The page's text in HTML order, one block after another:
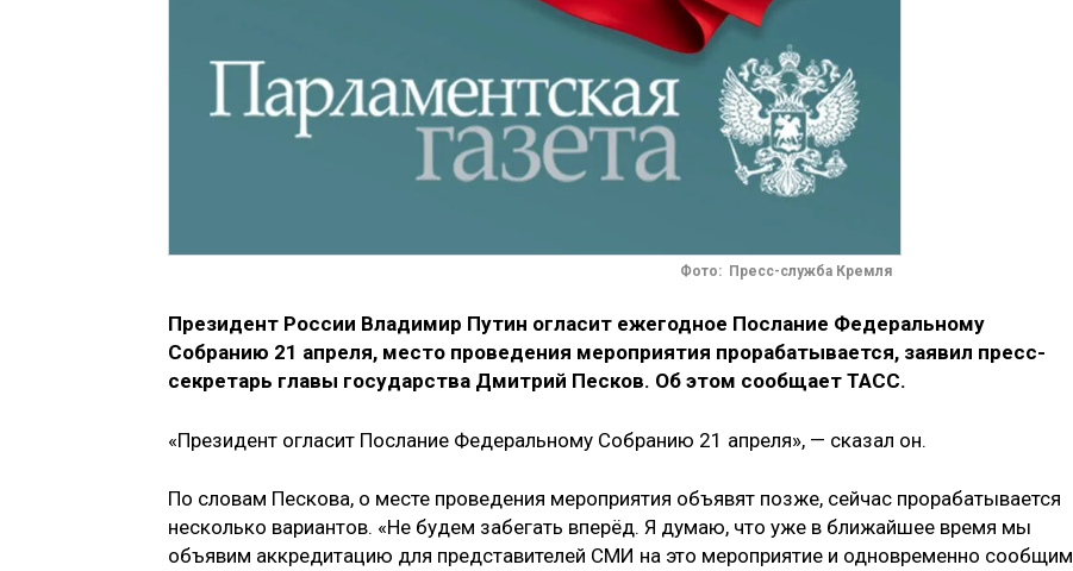
Фото: Пресс-служба Кремля
Президент России Владимир Путин огласит ежегодное Послание Федеральному
Собранию 21 апреля, место проведения мероприятия прорабатывается, заявил пресс-
секретарь главы государства Дмитрий Песков. Об этом сообщает ТАСС.
«Президент огласит Послание Федеральному Собранию 21 апреля», — сказал он.
По словам Пескова, о месте проведения мероприятия объявят позже, сейчас прорабатывается
несколько вариантов. «Не будем забегать вперёд. Я думаю, что уже в ближайшее время мы
объявим аккредитацию для представителей СМИ на это мероприятие и одновременно сообщим